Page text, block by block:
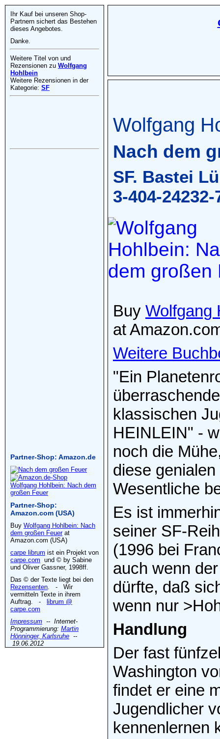
Wolfgang
Nach dem
SF. Bastei
3-404-24232-
Buy Wolfgang
at
Weitere
"Ein
klassischen
HEINLEIN" -
noch die
diese
Wesentliche
Es ist
seiner SF-
(1996 bei
auch wenn
dürfte, daß
wenn nur
Handlung
Der fast
Washington
findet er eine
Jugendlicher
kennenlernen
Ihr Kauf bei unseren Shop-
Partnern sichert das Bestehen
dieses Angebotes.
Danke.
Weitere Titel von und
Rezensionen zu Wolfgang
Hohlbein
Weitere Rezensionen in der
Kategorie: SF
Partner-Shop: Amazon.de
Wolfgang Hohlbein: Nach dem
großen Feuer
Partner-Shop:
Amazon.com (USA)
Buy Wolfgang Hohlbein: Nach
dem großen Feuerat
Amazon.com (USA)
carpe librum ist ein Projekt von
carpe.com und © by Sabine
und Oliver Gassner, 1998ff.
Das © der Texte liegt bei den
Rezensenten. - Wir
vermitteln Texte in ihrem
Auftrag. -
librum @
carpe.com
Impressum -- Internet-
Programmierung: Martin
Hönninger, Karlsruhe --
19.06.2012